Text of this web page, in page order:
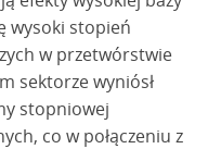
wysoki stopień
w przetwórstwie
sektorze wyniósł
stopniowej
co w połączeniu z